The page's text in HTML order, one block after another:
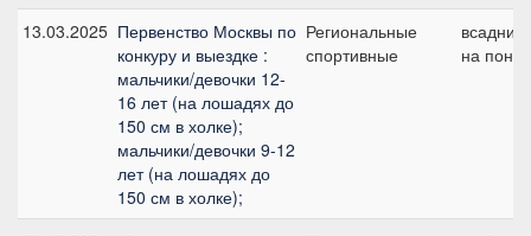
13.03.2025 Первенство Москвы по
конкуру и выездке :
мальчики/девочки 12-
16 лет (на лошадях до
150 см в холке);
мальчики/девочки 9-12
лет (на лошадях до
150 см в холке);
Региональные
спортивные
всадники
на пони